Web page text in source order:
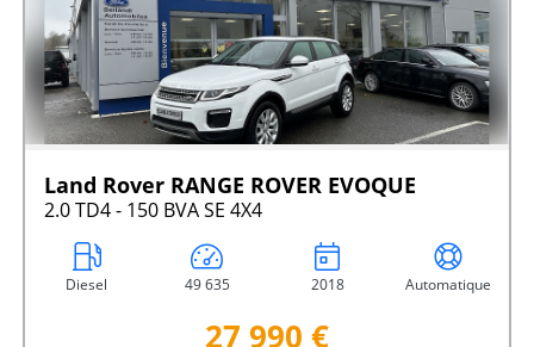
Land Rover RANGE ROVER EVOQUE
2.0 TD4 - 150 BVA SE 4X4
Diesel 49 635 2018 Automatique
27 990 €